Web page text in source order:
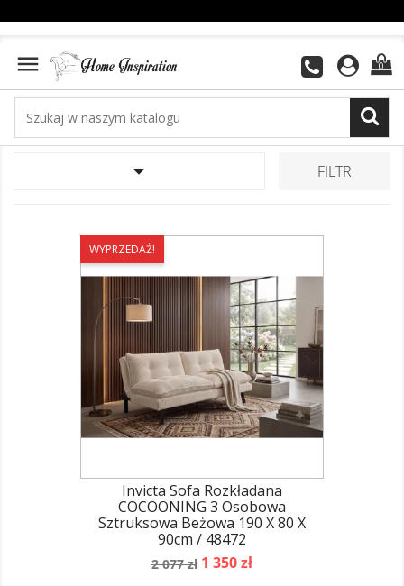
 0
 FILTR
WYPRZEDAŻ!
Invicta Sofa Rozkładana
COCOONING 3 Osobowa
Sztruksowa Beżowa 190 X 80 X
90cm / 48472
Cena
2 077 zł Cena
1 350 zł